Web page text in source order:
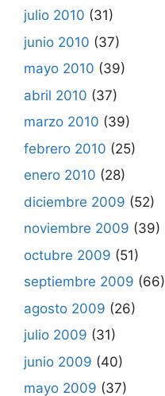
julio 2010 (31)
junio 2010 (37)
mayo 2010 (39)
abril 2010 (37)
marzo 2010 (39)
febrero 2010 (25)
enero 2010 (28)
diciembre 2009 (52)
noviembre 2009 (39)
octubre 2009 (51)
septiembre 2009 (66)
agosto 2009 (26)
julio 2009 (31)
junio 2009 (40)
mayo 2009 (37)